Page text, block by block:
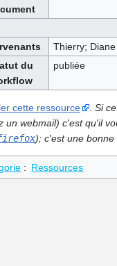
Thierry;
du
publiée
cette ressource
Si
un webmail) c'est qu'il
); c'est une
: Ressources